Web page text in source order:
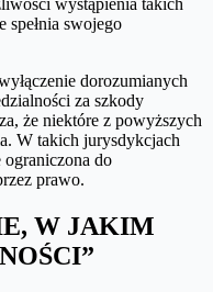
wystąpienia takich
spełnia swojego
dorozumianych
za szkody
że niektóre z powyższych
W takich jurysdykcjach
do
prawo.
W JAKIM